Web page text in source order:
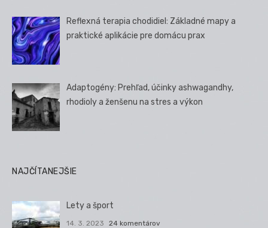
Reflexná terapia chodidiel: Základné mapy a
praktické aplikácie pre domácu prax
Adaptogény: Prehľad, účinky ashwagandhy,
rhodioly a ženšenu na stres a výkon
NAJČÍTANEJŠIE
Lety a šport
14. 3. 2023 24 komentárov